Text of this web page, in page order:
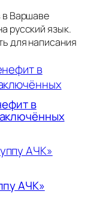
в Варшаве
русский язык.
для написания
в
АЧК»